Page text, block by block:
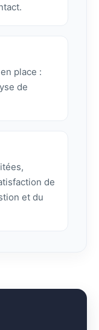
place :
de
de
et du